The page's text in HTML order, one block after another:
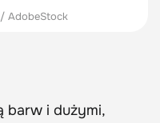
AdobeStock
barw i dużymi,